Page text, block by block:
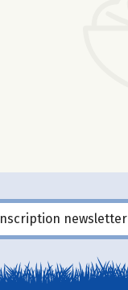
Inscription newsletter